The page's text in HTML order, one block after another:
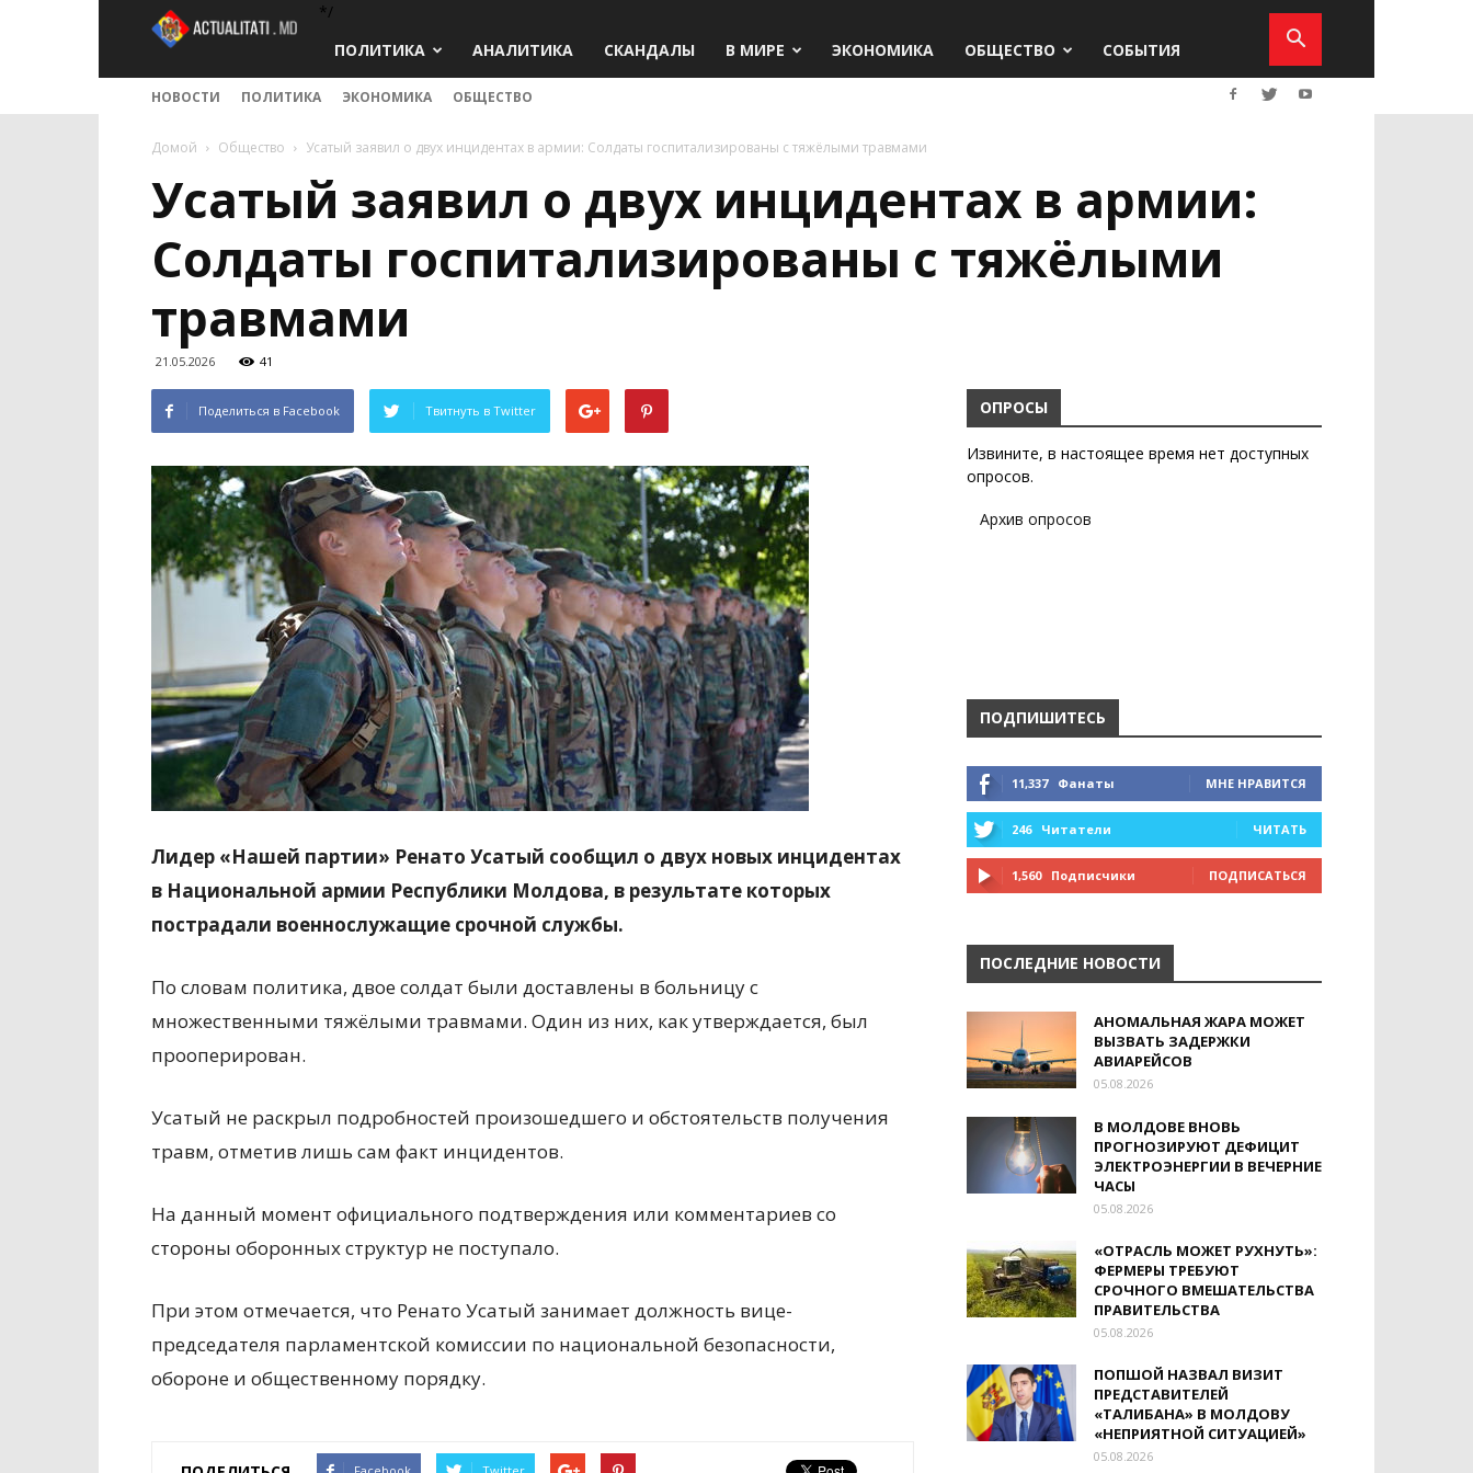
*/
ПОЛИТИКА
АНАЛИТИКА СКАНДАЛЫ В МИРЕ ЭКОНОМИКА ОБЩЕСТВО СОБЫТИЯ
НОВОСТИ ПОЛИТИКА ЭКОНОМИКА ОБЩЕСТВО
Домой Общество Усатый заявил о двух инцидентах в армии: Солдаты госпитализированы с тяжёлыми травмами
Усатый заявил о двух инцидентах в армии:
Солдаты госпитализированы с тяжёлыми
травмами
21.05.2026 41
Поделиться в Facebook Твитнуть в Twitter
Лидер «Нашей партии» Ренато Усатый сообщил о двух новых инцидентах
в Национальной армии Республики Молдова, в результате которых
пострадали военнослужащие срочной службы.
По словам политика, двое солдат были доставлены в больницу с
множественными тяжёлыми травмами. Один из них, как утверждается, был
прооперирован.
Усатый не раскрыл подробностей произошедшего и обстоятельств получения
травм, отметив лишь сам факт инцидентов.
На данный момент официального подтверждения или комментариев со
стороны оборонных структур не поступало.
При этом отмечается, что Ренато Усатый занимает должность вице-
председателя парламентской комиссии по национальной безопасности,
обороне и общественному порядку.
ОПРОСЫ
Извините, в настоящее время нет доступных
опросов.
Архив опросов
ПОДПИШИТЕСЬ
11,337 Фанаты МНЕ НРАВИТСЯ
246 Читатели ЧИТАТЬ
1,560 Подписчики ПОДПИСАТЬСЯ
ПОСЛЕДНИЕ НОВОСТИ
АНОМАЛЬНАЯ ЖАРА МОЖЕТ
ВЫЗВАТЬ ЗАДЕРЖКИ
АВИАРЕЙСОВ
05.08.2026
В МОЛДОВЕ ВНОВЬ
ПРОГНОЗИРУЮТ ДЕФИЦИТ
ЭЛЕКТРОЭНЕРГИИ В ВЕЧЕРНИЕ
ЧАСЫ
05.08.2026
«ОТРАСЛЬ МОЖЕТ РУХНУТЬ»:
ФЕРМЕРЫ ТРЕБУЮТ
СРОЧНОГО ВМЕШАТЕЛЬСТВА
ПРАВИТЕЛЬСТВА
05.08.2026
ПОПШОЙ НАЗВАЛ ВИЗИТ
ПРЕДСТАВИТЕЛЕЙ
«ТАЛИБАНА» В МОЛДОВУ
«НЕПРИЯТНОЙ СИТУАЦИЕЙ»
05.08.2026